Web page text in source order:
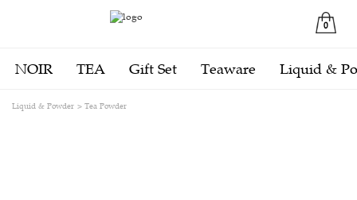
0
NOIR TEA Gift Set Teaware Liquid &
Liquid & Powder Tea Powder